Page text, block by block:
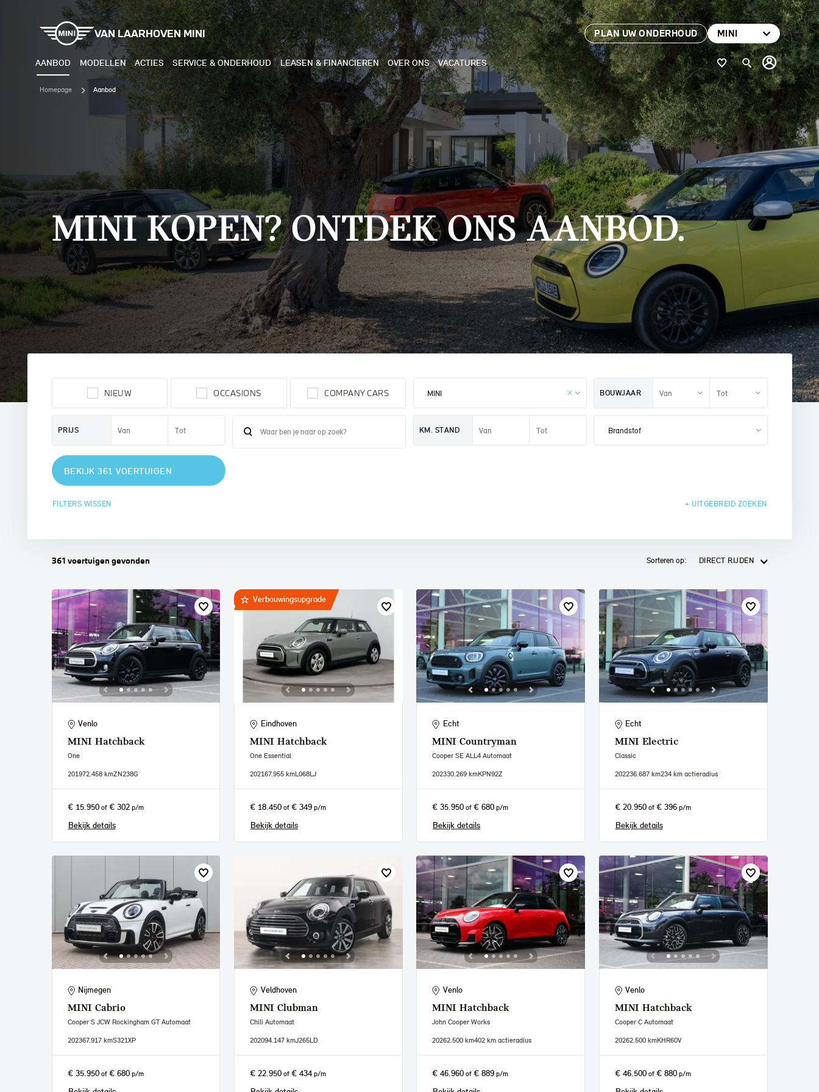
VAN LAARHOVEN MINI PLAN UW ONDERHOUD MINI
AANBOD MODELLEN
MINI COOPER ELECTRIC
MINI ACEMAN ELECTRIC
MINI COUNTRYMAN ELECTRIC
JOHN COOPER WORKS
ELECTRIC
BENZINE
MINI COOPER 3-DEURS
MINI COOPER CABRIO
MINI COOPER 5-DEURS
MINI COUNTRYMAN
JOHN COOPER WORKS
MINI PAUL SMITH EDITION
ACTIES SERVICE & ONDERHOUD LEASEN & FINANCIEREN OVER ONS VACATURES
Homepage Aanbod
MINI KOPEN? ONTDEK ONS AANBOD.
NIEUW OCCASIONS COMPANY CARS BOUWJAAR
PRIJS KM. STAND
BEKIJK 361 VOERTUIGEN
FILTERS WISSEN + UITGEBREID ZOEKEN
361 voertuigen gevonden Sorteren op: DIRECT RIJDEN
Venlo
MINI Hatchback
One
201972.458 kmZN238G
€ 15.950of € 302p/m
Bekijk details
Verbouwingsupgrade
Eindhoven
MINI Hatchback
One Essential
202167.955 kmL068LJ
€ 18.450of € 349p/m
Bekijk details
Echt
MINI Countryman
Cooper SE ALL4 Automaat
202330.269 kmKPN92Z
€ 35.950 of€ 680 p/m
Bekijk details
Echt
MINI Electric
Classic
202236.687 km234 km actieradius
€ 20.950of € 396p/m
Bekijk details
Nijmegen
MINI Cabrio
Cooper S JCW Rockingham GT Automaat
202367.917 kmS321XP
€ 35.950of € 680p/m
Veldhoven
MINI Clubman
Chili Automaat
202094.147 kmJ265LD
€ 22.950of € 434p/m
Venlo
MINI Hatchback
John Cooper Works
20262.500 km402 km actieradius
€ 46.960 of€ 889 p/m
Venlo
MINI Hatchback
Cooper C Automaat
20262.500 kmKHR60V
€ 46.500of € 880p/m